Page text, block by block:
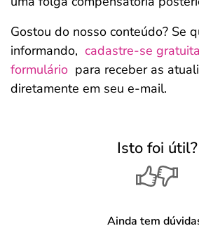
Gostou do nosso conteúdo? Se
informando, cadastre-se
formulário para receber as
diretamente em seu e-mail.
Isto foi útil?
Ainda tem